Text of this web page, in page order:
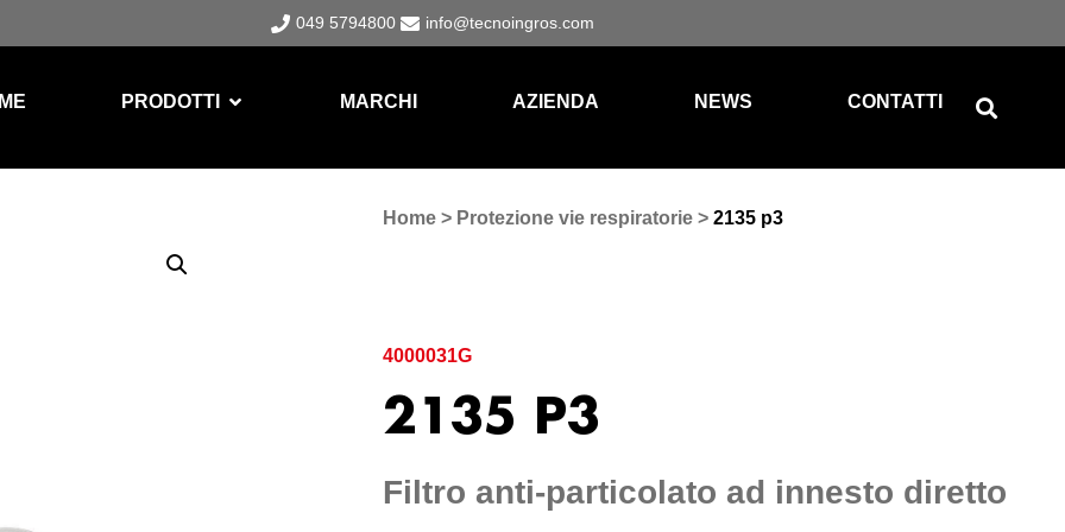
049 5794800 info@tecnoingros.com
PRODOTTI MARCHI AZIENDA NEWS CONTATTI
Home > Protezione vie respiratorie >2135 p3
4000031G
2135 P3
Filtro anti-particolato ad innesto diretto